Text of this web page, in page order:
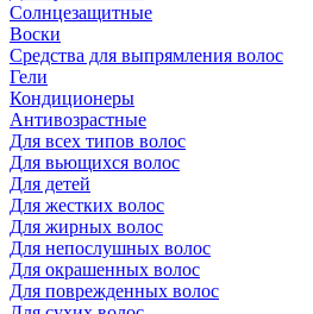
Солнцезащитные
Воски
Средства для выпрямления волос
Гели
Кондиционеры
Антивозрастные
Для всех типов волос
Для вьющихся волос
Для детей
Для жестких волос
Для жирных волос
Для непослушных волос
Для окрашенных волос
Для поврежденных волос